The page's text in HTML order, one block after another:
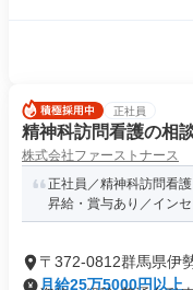
正社員
精神科訪問看護の相
株式会社ファーストナース
正社員／精神科訪問看
昇給・賞与あり／イン
〒372-0812群馬県伊
月給25万5000円以上